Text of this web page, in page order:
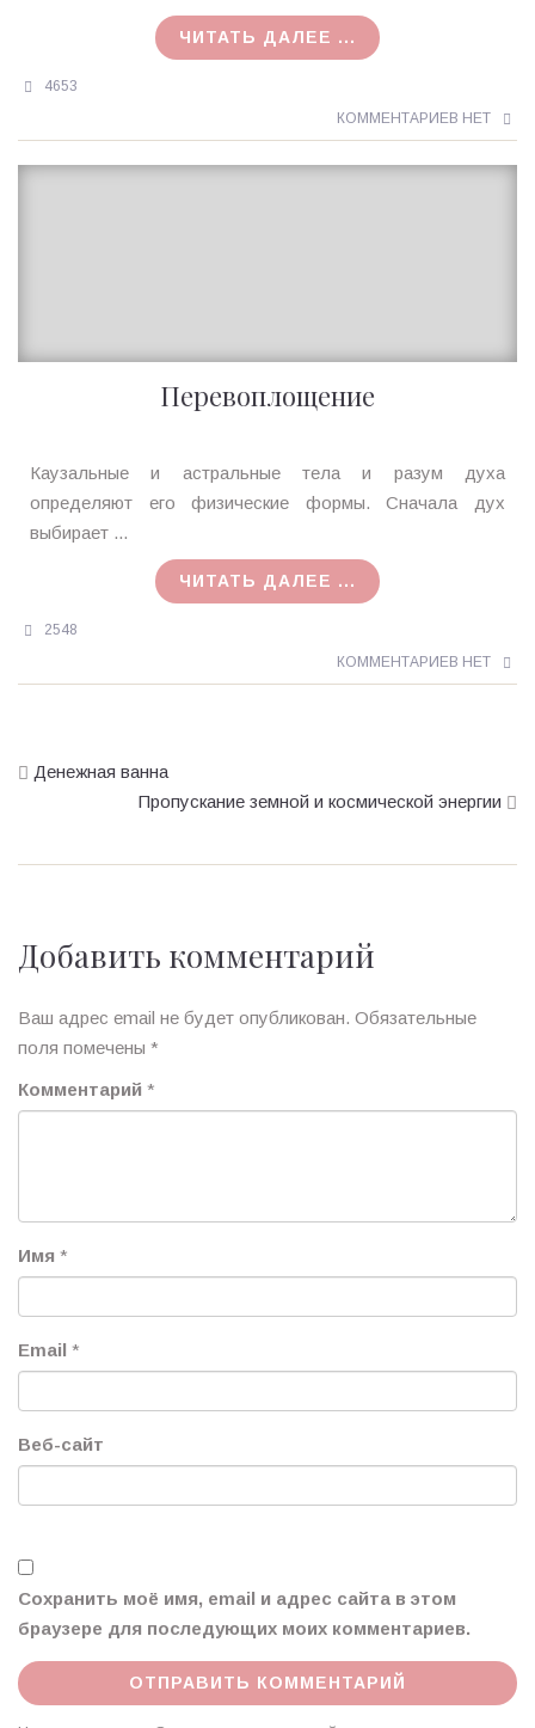
ЧИТАТЬ ДАЛЕЕ ...
4653
КОММЕНТАРИЕВ НЕТ
Перевоплощение
Ирина
MagicTantra
21.08.2015
Каузальные и астральные тела и разум духа
определяют его физические формы. Сначала дух
выбирает ...
ЧИТАТЬ ДАЛЕЕ ...
2548
КОММЕНТАРИЕВ НЕТ
Денежная ванна
Пропускание земной и космической энергии
Добавить комментарий
Ваш адрес email не будет опубликован. Обязательные
поля помечены *
Комментарий *
Имя *
Email *
Веб-сайт
Сохранить моё имя, email и адрес сайта в этом
браузере для последующих моих комментариев.